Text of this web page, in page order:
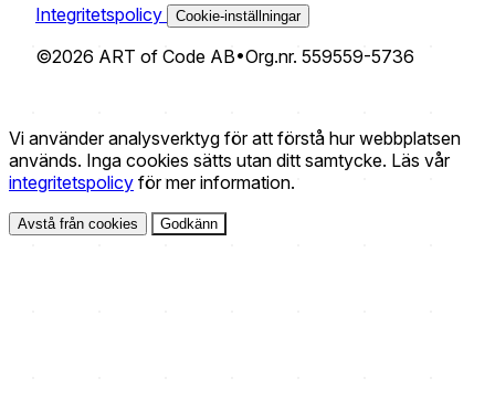
Integritetspolicy Cookie-inställningar
©2026 ART of Code AB•Org.nr. 559559-5736
Vi använder analysverktyg för att förstå hur webbplatsen
används. Inga cookies sätts utan ditt samtycke. Läs vår
integritetspolicy för mer information.
Avstå från cookies Godkänn